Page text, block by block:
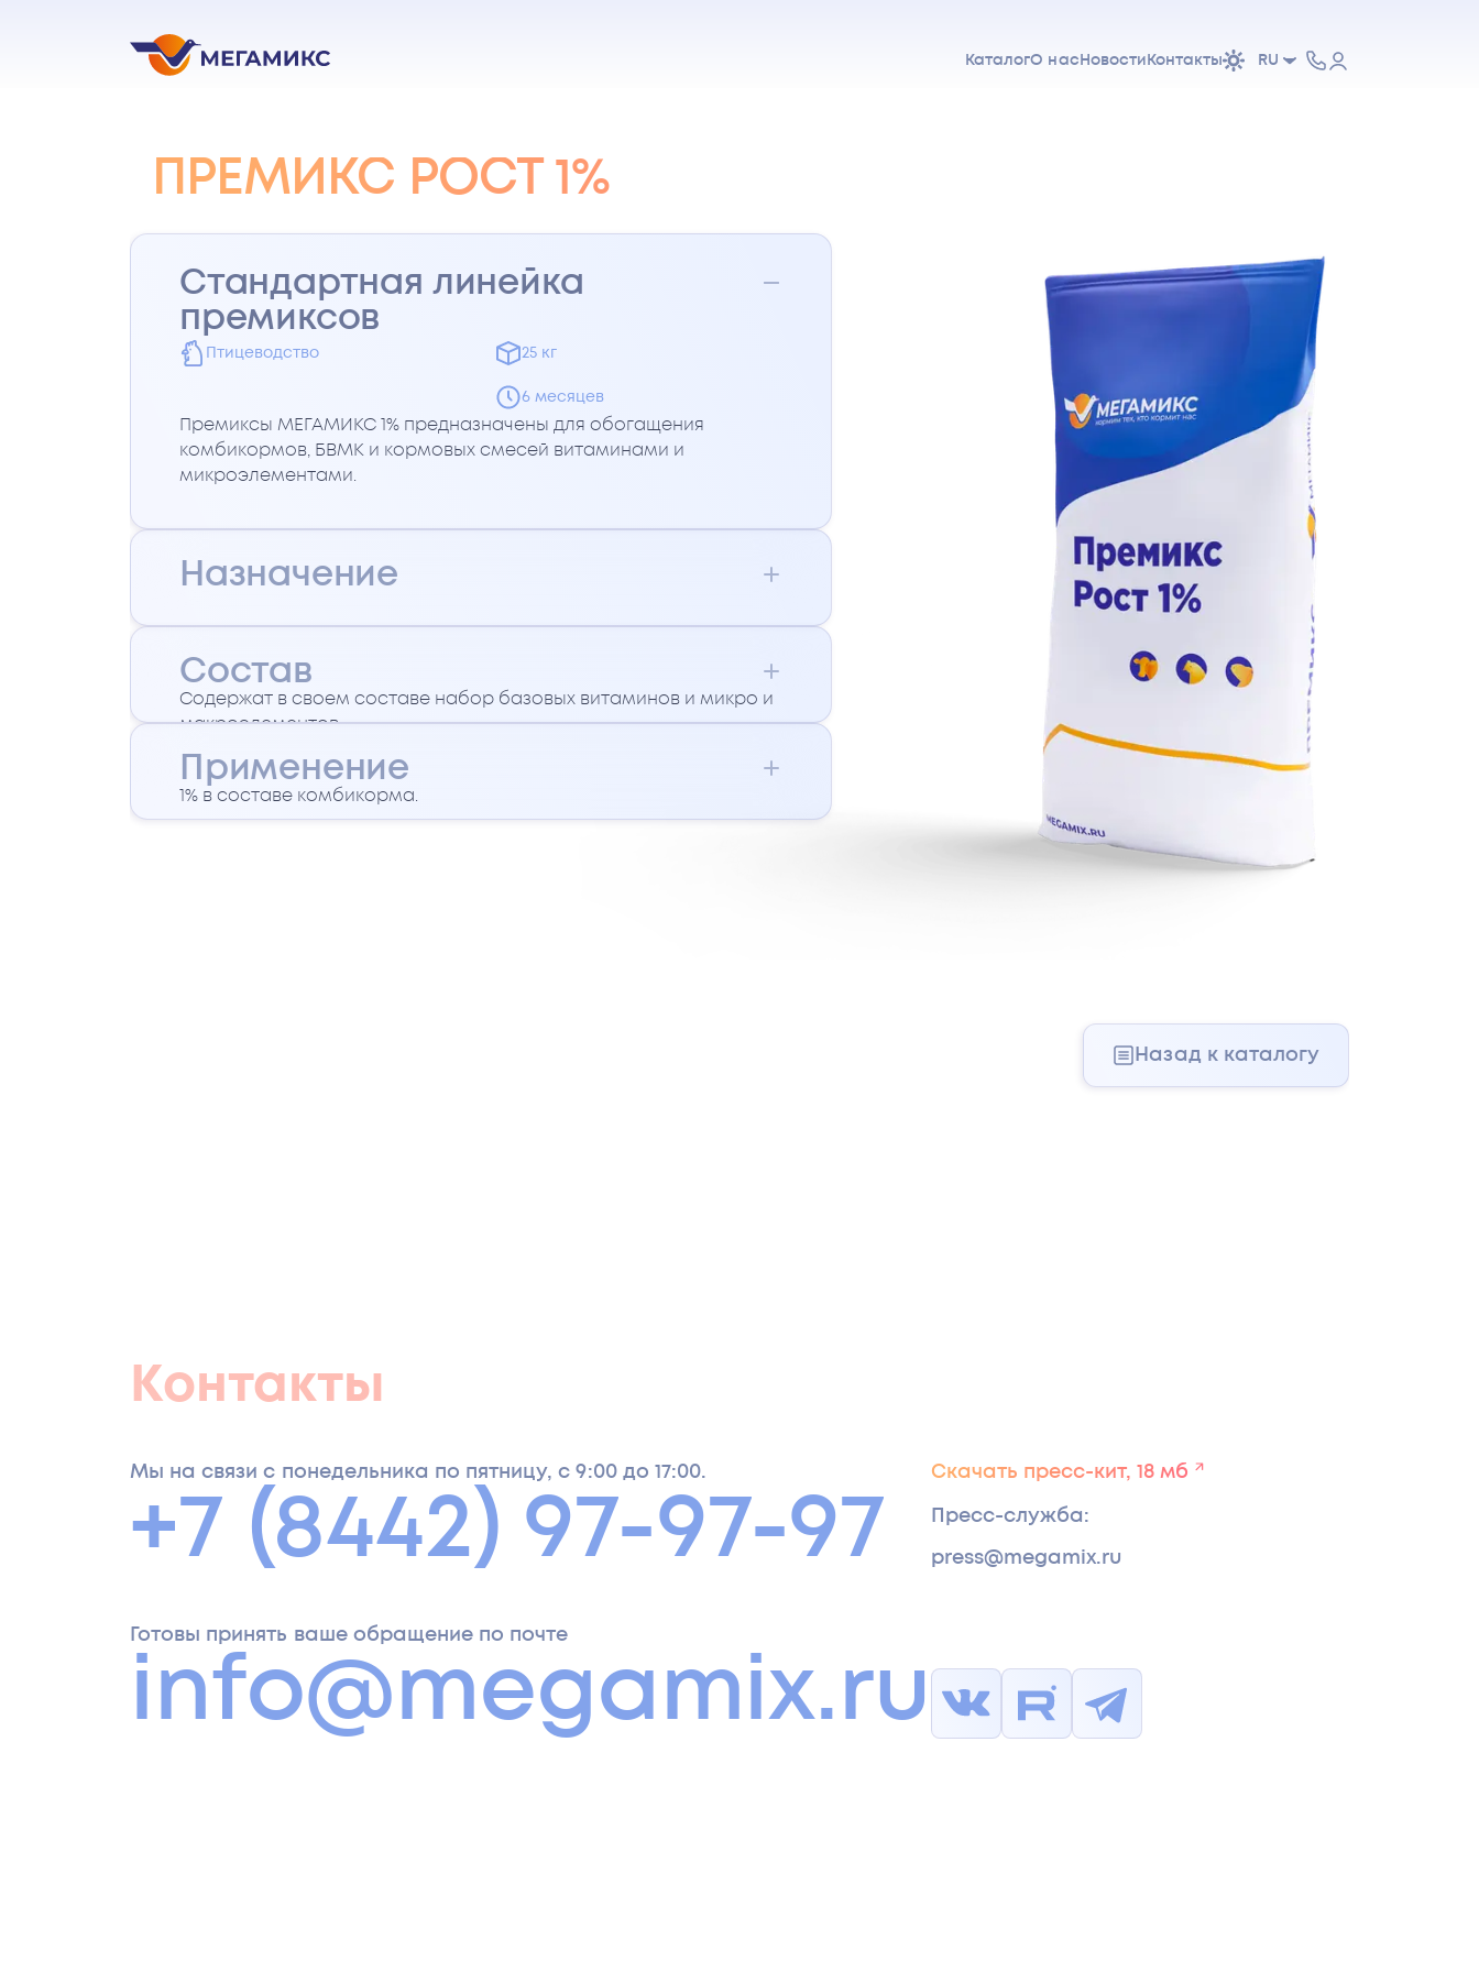
КаталогО нас Новости Контакты RU
ПРЕМИКС РОСТ 1%
Стандартная линейка
премиксов
Птицеводство 25 кг
6 месяцев
Премиксы МЕГАМИКС 1% предназначены для обогащения
комбикормов, БВМК и кормовых смесей витаминами и
микроэлементами.
Назначение
Состав
Содержат в своем составе набор базовых витаминов и микро и
макроэлементов.
Применение
1% в составе комбикорма.
Назад к каталогу
Контакты
Мы на связи с понедельника по пятницу, с 9:00 до 17:00.
+7 (8442) 97-97-97
Готовы принять ваше обращение по почте
info@megamix.ru
Скачать пресс-кит, 18 мб
Пресс-служба:
press@megamix.ru